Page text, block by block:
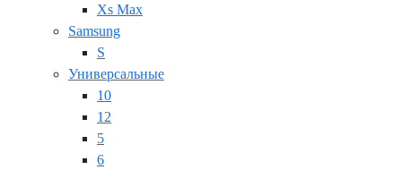
Xs Max
Samsung
S
Универсальные
10
12
5
6